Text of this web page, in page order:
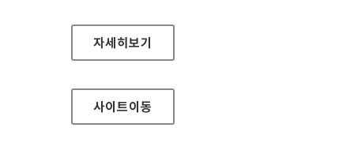
서울특별시 동부병원
자세히보기
사이트이동